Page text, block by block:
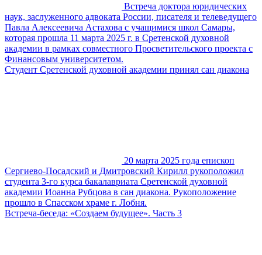
Встреча доктора юридических
наук, заслуженного адвоката России, писателя и телеведущего
Павла Алексеевича Астахова с учащимися школ Самары,
которая прошла 11 марта 2025 г. в Сретенской духовной
академии в рамках совместного Просветительского проекта с
Финансовым университетом.
Студент Сретенской духовной академии принял сан диакона
20 марта 2025 года епископ
Сергиево-Посадский и Дмитровский Кирилл рукоположил
студента 3-го курса бакалавриата Сретенской духовной
академии Иоанна Рубцова в сан диакона. Рукоположение
прошло в Спасском храме г. Лобня.
Встреча-беседа: «Создаем будущее». Часть 3